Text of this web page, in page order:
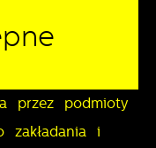
przez podmioty
zakładania i
czy
stronie
przez
określonych